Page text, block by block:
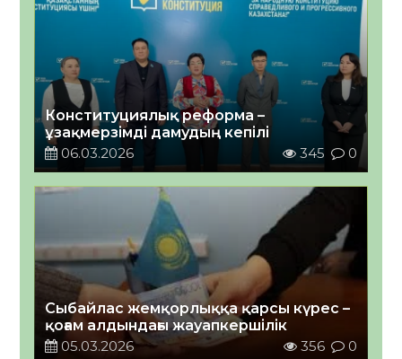
Конституциялық реформа –
ұзақмерзімді дамудың кепілі
06.03.2026
345 0
Сыбайлас жемқорлыққа қарсы күрес –
қоғам алдындағы жауапкершілік
05.03.2026
356 0